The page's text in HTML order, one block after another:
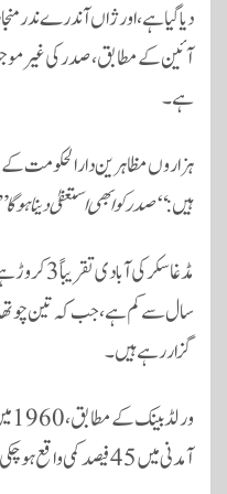
دیا گیا ہے، اورژاں آندرے
آئین کے مطابق، صدر کی غیر
ہے۔
ہزاروں مظاہرین دارالحکومت
ہیں:“صدر کو ابھی استعفیٰ دینا ہوگا”
مڈغاسکر کی آبادی تقریباً3 کروڑ
سال سے کم ہے، جب کہتین
گزار رہے ہیں۔
آمدنی میں45 فیصد
کمی واقع ہو